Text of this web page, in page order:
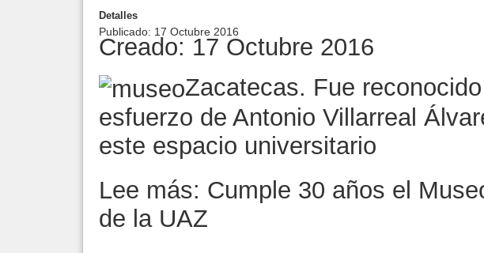
Detalles
Publicado: 17 Octubre 2016
Creado: 17 Octubre 2016
Zacatecas. Fue
esfuerzo de Antonio Villarreal
este espacio universitario
Lee más: Cumple 30 años el
de la UAZ